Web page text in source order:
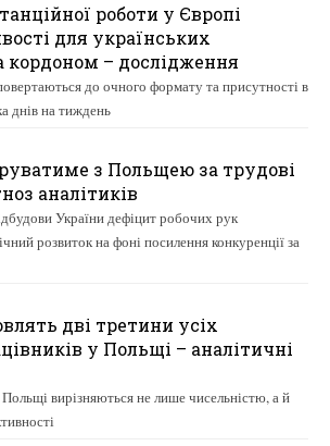
роботи у Європі
для українських
кордоном – дослідження
до очного формату та присутності в
днів на тиждень
з Польщею за трудові
аналітиків
України дефіцит робочих рук
розвиток на фоні посилення конкуренції за
дві третини усіх
у Польщі – аналітичні
Польщі вирізняються не лише чисельністю, а й